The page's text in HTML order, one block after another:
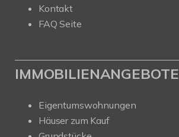
Kontakt
FAQ Seite
IMMOBILIENANGEBOTE
Eigentumswohnungen
Häuser zum Kauf